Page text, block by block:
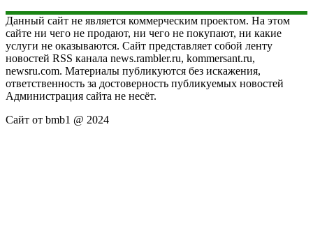
Данный сайт не является коммерческим проектом. На этом
сайте ни чего не продают, ни чего не покупают, ни какие
услуги не оказываются. Сайт представляет собой ленту
новостей RSS канала news.rambler.ru, kommersant.ru,
newsru.com. Материалы публикуются без искажения,
ответственность за достоверность публикуемых новостей
Администрация сайта не несёт.
Сайт от bmb1 @ 2024